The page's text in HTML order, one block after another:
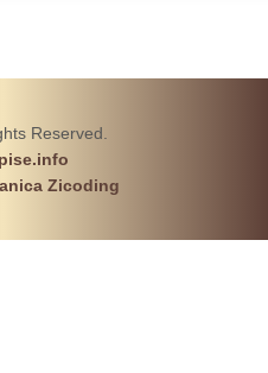
Reserved.
Zicoding